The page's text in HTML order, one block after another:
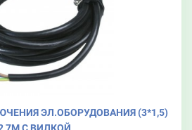
ЭЛ.ОБОРУДОВАНИЯ (3*1,5)